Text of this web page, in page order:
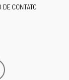
CONTATO